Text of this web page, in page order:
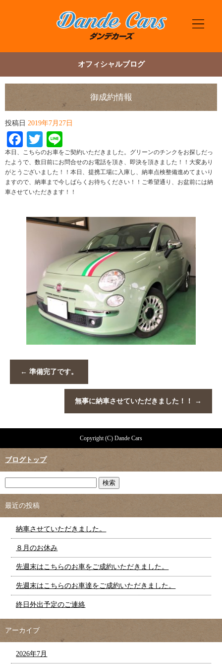
オフィシャルブログ
御成約情報
投稿日 2019年7月27日
Facebook
Twitter
本日、こちらのお車をご契約いただきました。グリーンのチンクをお探しだっ
たようで、数日前にお問合せのお電話を頂き、即決を頂きました！！大変あり
がとうございました！！本日、提携工場に入庫し、納車点検整備進めてまいり
ますので、納車まで今しばらくお待ちください！！ご希望通り、お盆前には納
車させていただきます！！
← 準備完了です。
無事に納車させていただきました！！ →
Copyright (C) Dande Cars
ブログトップ
最近の投稿
納車させていただきました。
８月のお休み
先週末はこちらのお車をご成約いただきました。
先週末はこちらのお車達をご成約いただきました。
終日外出予定のご連絡
アーカイブ
2026年7月